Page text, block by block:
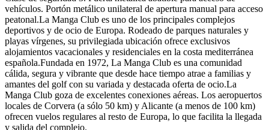
vehículos. Portón metálico unilateral de apertura manual para acceso
peatonal.La Manga Club es uno de los principales complejos
deportivos y de ocio de Europa. Rodeado de parques naturales y
playas vírgenes, su privilegiada ubicación ofrece exclusivos
alojamientos vacacionales y residenciales en la costa mediterránea
española.Fundada en 1972, La Manga Club es una comunidad
cálida, segura y vibrante que desde hace tiempo atrae a familias y
amantes del golf con su variada y destacada oferta de ocio.La
Manga Club goza de excelentes conexiones aéreas. Los aeropuertos
locales de Corvera (a sólo 50 km) y Alicante (a menos de 100 km)
ofrecen vuelos regulares al resto de Europa, lo que facilita la llegada
y salida del complejo.